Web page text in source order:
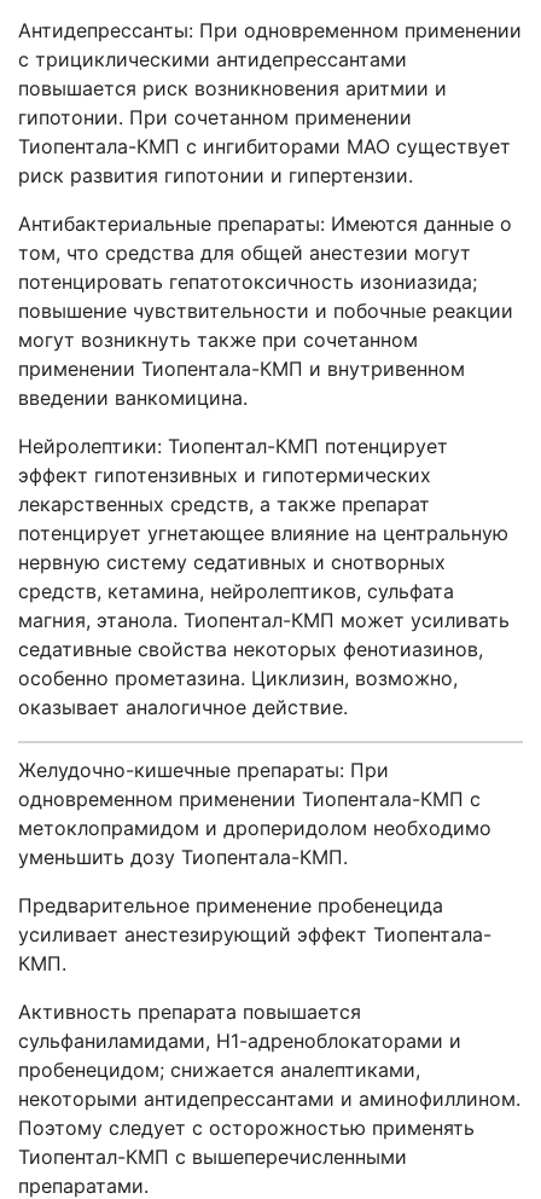
Антидепрессанты: При одновременном применении
с трициклическими антидепрессантами
повышается риск возникновения аритмии и
гипотонии. При сочетанном применении
Тиопентала-КМП с ингибиторами МАО существует
риск развития гипотонии и гипертензии.
Антибактериальные препараты: Имеются данные о
том, что средства для общей анестезии могут
потенцировать гепатотоксичность изониазида;
повышение чувствительности и побочные реакции
могут возникнуть также при сочетанном
применении Тиопентала-КМП и внутривенном
введении ванкомицина.
Нейролептики: Тиопентал-КМП потенцирует
эффект гипотензивных и гипотермических
лекарственных средств, а также препарат
потенцирует угнетающее влияние на центральную
нервную систему седативных и снотворных
средств, кетамина, нейролептиков, сульфата
магния, этанола. Тиопентал-КМП может усиливать
седативные свойства некоторых фенотиазинов,
особенно прометазина. Циклизин, возможно,
оказывает аналогичное действие.
Желудочно-кишечные препараты: При
одновременном применении Тиопентала-КМП с
метоклопрамидом и дроперидолом необходимо
уменьшить дозу Тиопентала-КМП.
Предварительное применение пробенецида
усиливает анестезирующий эффект Тиопентала-
КМП.
Активность препарата повышается
сульфаниламидами, Н1-адреноблокаторами и
пробенецидом; снижается аналептиками,
некоторыми антидепрессантами и аминофиллином.
Поэтому следует с осторожностью применять
Тиопентал-КМП с вышеперечисленными
препаратами.